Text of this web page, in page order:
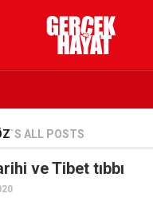
`S ALL POSTS
ve Tibet tıbbı